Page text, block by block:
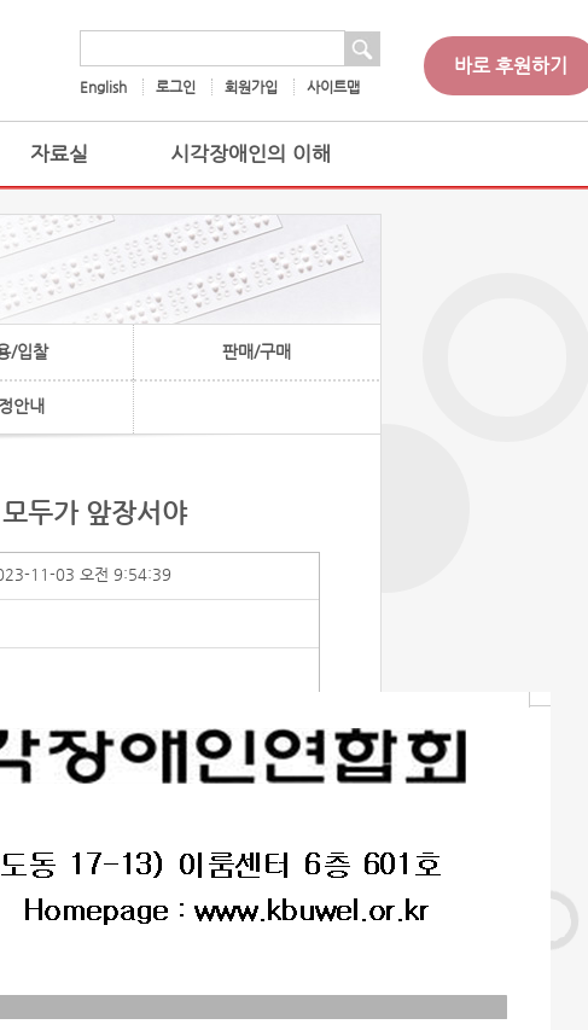
English 로그인 회원가입 사이트맵
바로 후원하기
자료실 시각장애인의 이해
/입찰 판매/구매
안내
두가 앞장서야
11-03 오전 9:54:39